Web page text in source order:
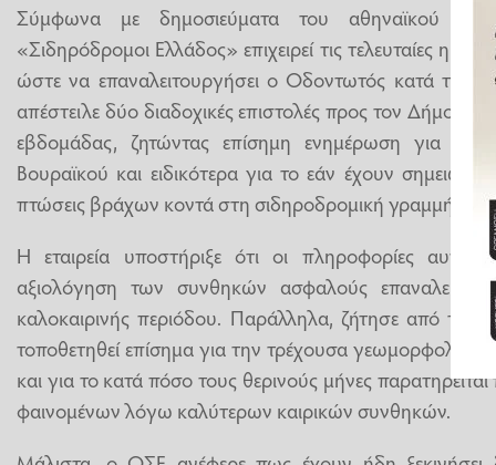
Σύμφωνα με δημοσιεύματα του αθηναϊκού
«Σιδηρόδρομοι Ελλάδος» επιχειρεί τις τελευταίες
ώστε να επαναλειτουργήσει ο Οδοντωτός κατά τη
απέστειλε δύο διαδοχικές επιστολές προς τον Δήμο
εβδομάδας, ζητώντας επίσημη ενημέρωση για
Βουραϊκού και ειδικότερα για το εάν έχουν
πτώσεις βράχων κοντά στη σιδηροδρομική γραμμή.
Η εταιρεία υποστήριξε ότι οι πληροφορίες αυτές
αξιολόγηση των συνθηκών ασφαλούς
καλοκαιρινής περιόδου. Παράλληλα, ζήτησε από την
τοποθετηθεί επίσημα για την τρέχουσα
και για το κατά πόσο τους θερινούς μήνες
φαινομένων λόγω καλύτερων καιρικών συνθηκών.